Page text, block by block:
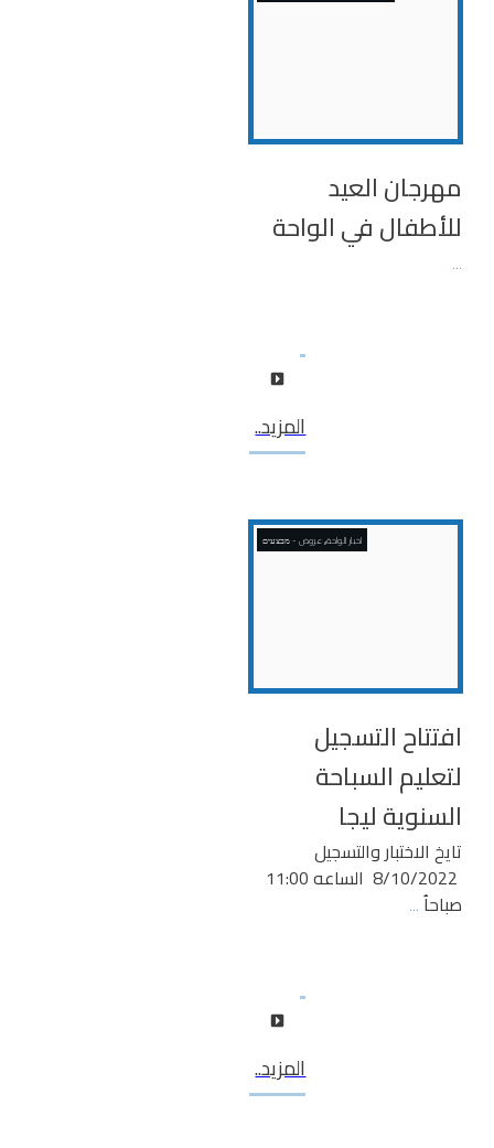
مهرجان العيد
للأطفال في الواحة
...
المزيد..
اخبار الواحة,عروض - מבצעים
افتتاح التسجيل
لتعليم السباحة
السنوية ليجا
تايخ الاختبار والتسجيل
8/10/2022 الساعه 11:00
صباحاُ...
المزيد..